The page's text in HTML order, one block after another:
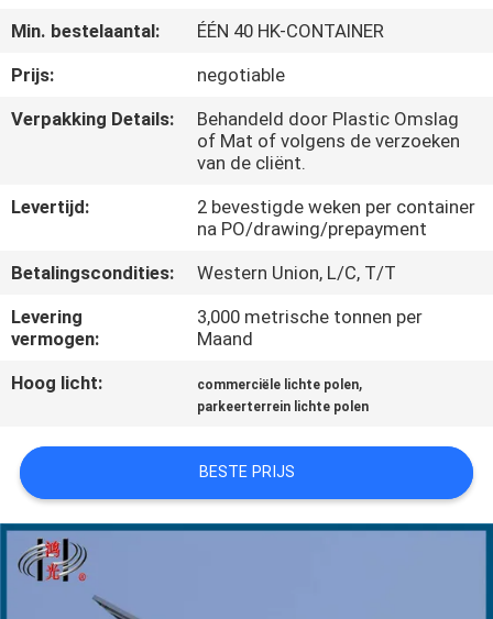
FABRIEKSREIS
KWALITEITSCONTROLE
ONS
NIEUWS
VERZOEK
OM EEN
SITEMAP
PRIVACYBELEID
Min. bestelaantal:
ÉÉN 40 HK-CONTAINER
Prijs:
negotiable
Verpakking Details:
Behandeld door Plastic Omslag
of Mat of volgens de verzoeken
van de cliënt.
Levertijd:
2 bevestigde weken per container
na PO/drawing/prepayment
Betalingscondities:
Western Union, L/C, T/T
Levering
vermogen:
3,000 metrische tonnen per
Maand
Hoog licht:
commerciële lichte polen,
parkeerterrein lichte polen
BESTE PRIJS